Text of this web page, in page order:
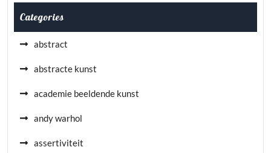
Categories
abstract
abstracte kunst
academie beeldende kunst
andy warhol
assertiviteit